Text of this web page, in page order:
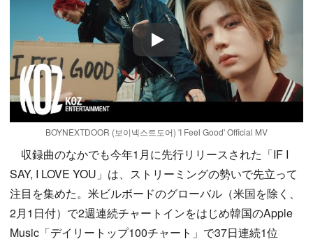
Play
BOYNEXTDOOR (보이넥스트도어) 'I Feel Good' Official MV
収録曲のなかでも今年1月に先行リリースされた「IF I
SAY, I LOVE YOU」は、ストリーミングの勢いで先立って
注目を集めた。米ビルボードのグローバル（米国を除く、
2月1日付）で2週連続チャートインをはじめ韓国のApple
Music「デイリートップ100チャート」で37日連続1位